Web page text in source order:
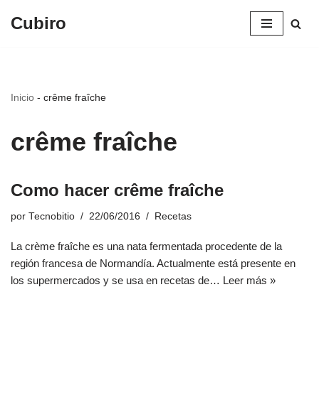
Cubiro
Inicio - crême fraîche
crême fraîche
Como hacer crême fraîche
por Tecnobitio 22/06/2016 Recetas
La crème fraîche es una nata fermentada procedente de la
región francesa de Normandía. Actualmente está presente en
los supermercados y se usa en recetas de… Leer más »